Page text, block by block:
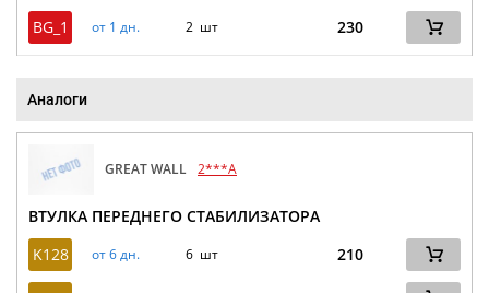
BG_1
от 1 дн. 2 шт 230
Аналоги
GREAT WALL 2***A
ВТУЛКА ПЕРЕДНЕГО СТАБИЛИЗАТОРА
K128
от 6 дн. 6 шт 210